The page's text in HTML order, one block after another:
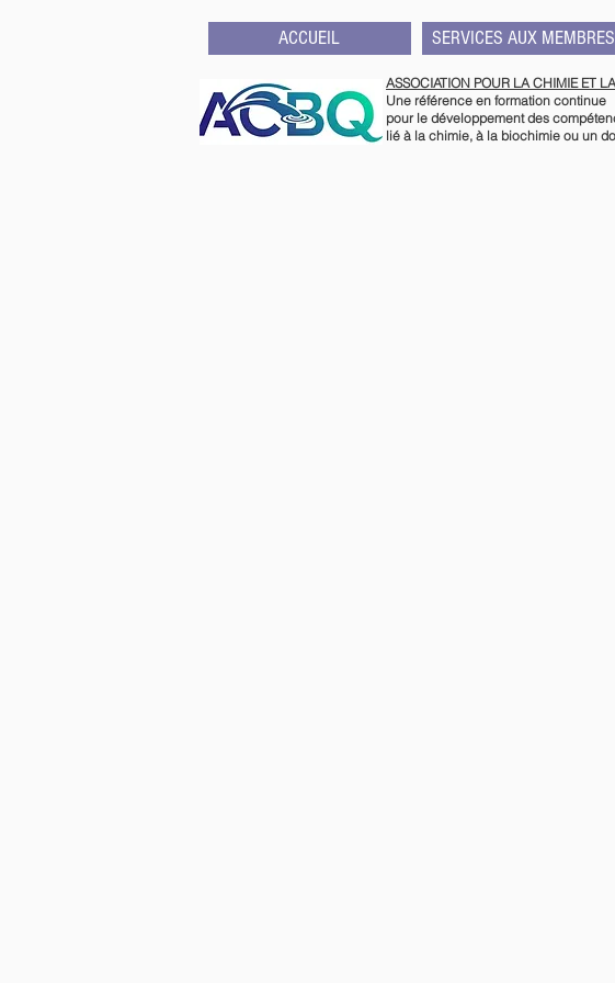
ACCUEIL SERVICES AUX MEMBRES
ASSOCIATION POUR LA CHIMIE ET
Une référence en formation continue
pour le développement des
lié à la chimie, à la biochimie ou un